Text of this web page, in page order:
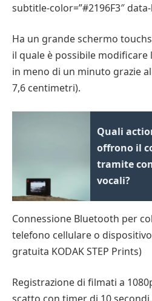
subtitle-color=”#2196F3″
Ha un grande schermo
il quale è possibile
in meno di un minuto grazie
7,6 centimetri).
Quali
offrono il
tramite
vocali?
Connessione Bluetooth per
telefono cellulare o
gratuita KODAK STEP Prints)
Registrazione di filmati a